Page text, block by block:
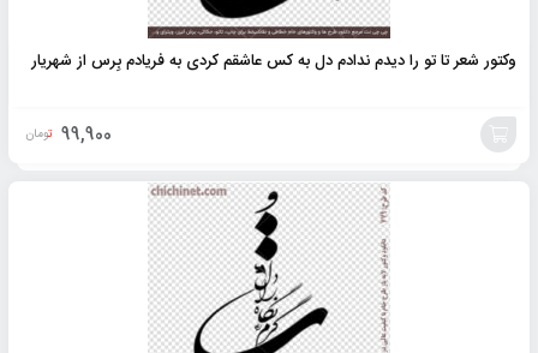
وکتور شعر تا تو را دیدم ندادم دل به کس عاشقم کردی به فریادم بِرس از شهریار
99,900 تومان